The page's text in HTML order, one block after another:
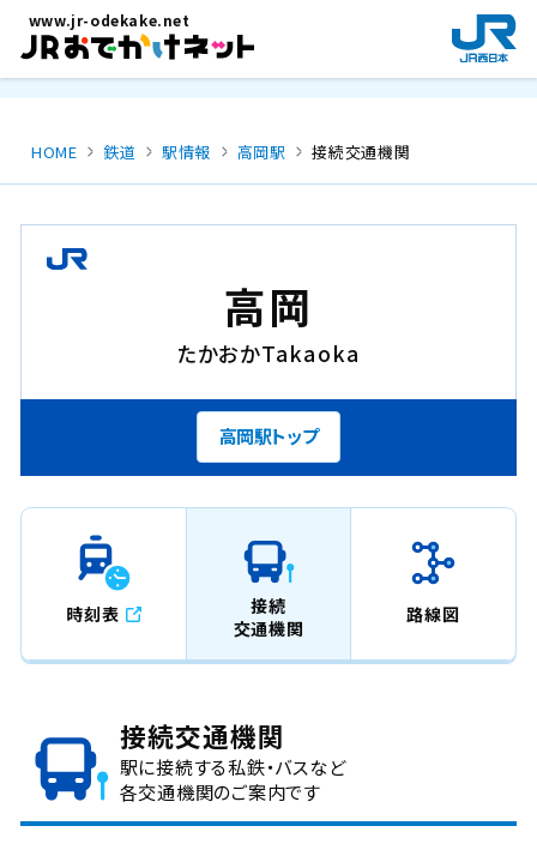
メインコンテンツにスキップ
www.jr-odekake.net
新
規
ウ
で
HOME 鉄道 駅情報 高岡駅 接続交通機関
高岡
たかおかTakaoka
高岡駅トップ
時刻表
接続
交通機関
路線図
接続交通機関
駅に接続する私鉄・バスなど
各交通機関のご案内です